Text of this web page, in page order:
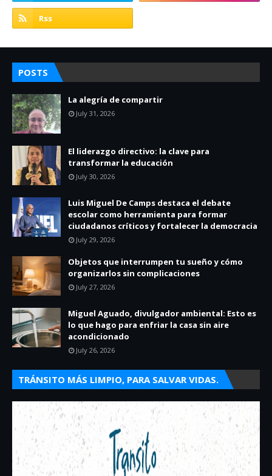
POSTS
La alegría de compartir
July 31, 2026
El liderazgo directivo: la clave para
transformar la educación
July 30, 2026
Luis Miguel De Camps destaca el debate
escolar como herramienta para formar
ciudadanos críticos y fortalecer la democracia
July 29, 2026
Objetos que interrumpen tu sueño y cómo
organizarlos sin complicaciones
July 27, 2026
Miguel Aguado, divulgador ambiental: Esto es
lo que hago para enfriar la casa sin aire
acondicionado
July 26, 2026
TRÁNSITO MÁS LIMPIO, PARA SALVAR VIDAS.